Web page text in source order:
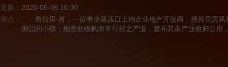
更新： 2026-06-06 16:30
简介：
希拉里·肖，一位事业蒸蒸日上的企业地产开发商，携其雷厉风
困顿的小镇：她意欲收购所有可得之产业，宣布其余产业收归公用